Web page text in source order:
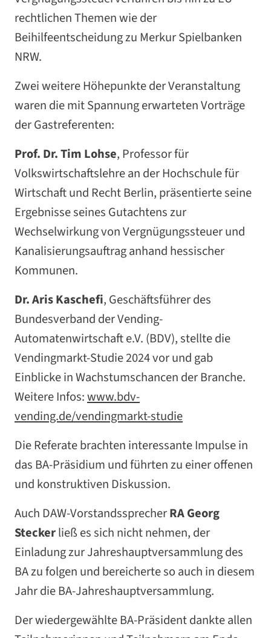
rechtlichen Themen wie der
Beihilfeentscheidung zu Merkur Spielbanken
NRW.
Zwei weitere Höhepunkte der Veranstaltung
waren die mit Spannung erwarteten Vorträge
der Gastreferenten:
Prof. Dr. Tim Lohse, Professor für
Volkswirtschaftslehre an der Hochschule für
Wirtschaft und Recht Berlin, präsentierte seine
Ergebnisse seines Gutachtens zur
Wechselwirkung von Vergnügungssteuer und
Kanalisierungsauftrag anhand hessischer
Kommunen.
Dr. Aris Kaschefi, Geschäftsführer des
Bundesverband der Vending-
Automatenwirtschaft e.V. (BDV), stellte die
Vendingmarkt-Studie 2024 vor und gab
Einblicke in Wachstumschancen der Branche.
Weitere Infos:www.bdv-
vending.de/vendingmarkt-studie
Die Referate brachten interessante Impulse in
das BA-Präsidium und führten zu einer offenen
und konstruktiven Diskussion.
Auch DAW-VorstandssprecherRA Georg
Steckerließ es sich nicht nehmen, der
Einladung zur Jahreshauptversammlung des
BA zu folgen und bereicherte so auch in diesem
Jahr die BA-Jahreshauptversammlung.
Der wiedergewählte BA-Präsident dankte allen